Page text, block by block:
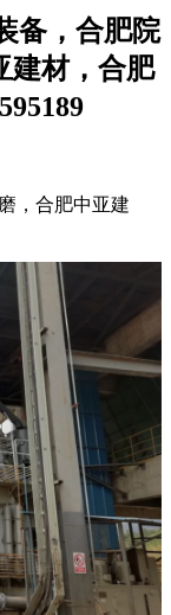
备，合肥院
建材，合肥
，合肥中亚建